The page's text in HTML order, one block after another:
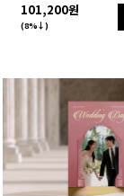
101,200원
(8%↓)